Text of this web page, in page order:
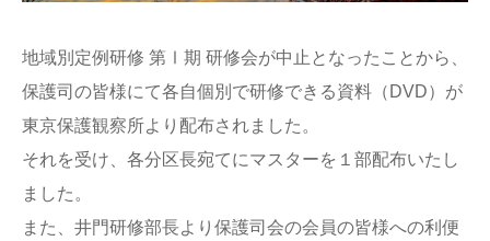
地域別定例研修 第Ⅰ期 研修会が中止となったことから、
保護司の皆様にて各自個別で研修できる資料（DVD）が
東京保護観察所より配布されました。
それを受け、各分区長宛てにマスターを１部配布いたし
ました。
また、井門研修部長より保護司会の会員の皆様への利便